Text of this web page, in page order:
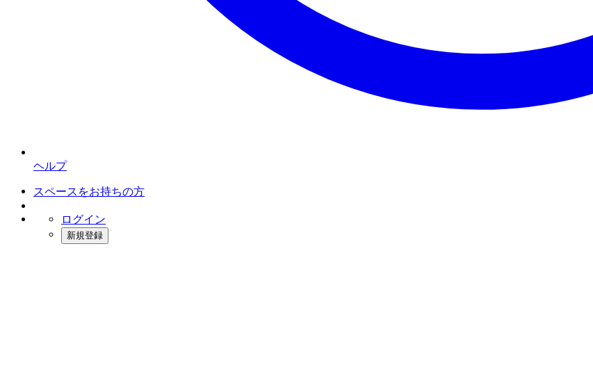
ヘルプ
スペースをお持ちの方
ログイン
新規登録